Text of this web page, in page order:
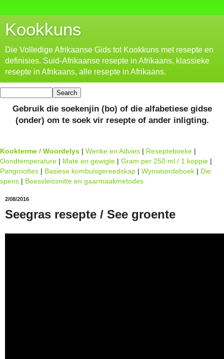
Kookkuns
Die Volledige Afrikaanse Gids tot Kookkuns met resepte en
definisies. Suid-Afrikaanse resepte in Afrikaans, klassieke
resepte in Afrikaans, alle resepte in Afrikaans.
Gebruik die soekenjin (bo) of die alfabetiese gidse
(onder) om te soek vir resepte of ander inligting.
Kookterme / Woordelys | Wenke en Advies | Resepteboeke |
Oondtemperature | Mate en gewigte | Gram per 250 ml / 1 koppie |
Pangroottes | Basiese kombuisgereedskap | Wynwoordeboek | Die
spens | Beesvleissnitte en gaarmaakmetodes
2/08/2016
Seegras resepte / See groente